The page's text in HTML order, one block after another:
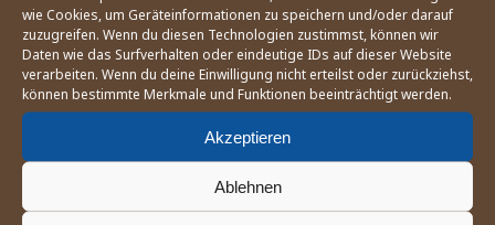
wie Cookies, um Geräteinformationen zu speichern und/oder darauf
zuzugreifen. Wenn du diesen Technologien zustimmst, können wir
Daten wie das Surfverhalten oder eindeutige IDs auf dieser Website
verarbeiten. Wenn du deine Einwilligung nicht erteilst oder zurückziehst,
können bestimmte Merkmale und Funktionen beeinträchtigt werden.
Akzeptieren
Ablehnen
Ban­tam­ge­wicht (bis 56 kg):
1. Platz: Huss­a­mud­din Moham­med (Indi­en)
2. Platz: Madan Lal (Indi­en)
3. Plät­ze: Hamsat Shada­lov (Deutsch­land), Vasi­lii Vet­
kin (Russ­land)